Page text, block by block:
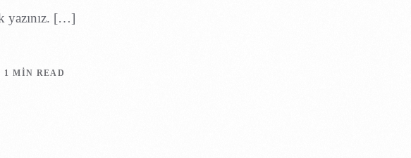
yazınız. […]
1 MIN READ